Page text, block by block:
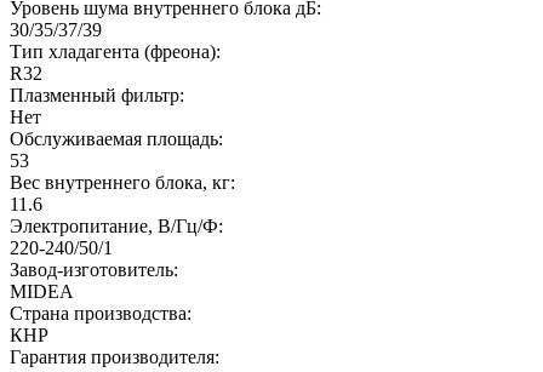
Уровень шума внутреннего блока дБ:
30/35/37/39
Тип хладагента (фреона):
R32
Плазменный фильтр:
Нет
Обслуживаемая площадь:
53
Вес внутреннего блока, кг:
11.6
Электропитание, В/Гц/Ф:
220-240/50/1
Завод-изготовитель:
MIDEA
Страна производства:
КНР
Гарантия производителя: